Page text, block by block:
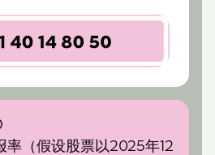
率（假设股票以2025年12